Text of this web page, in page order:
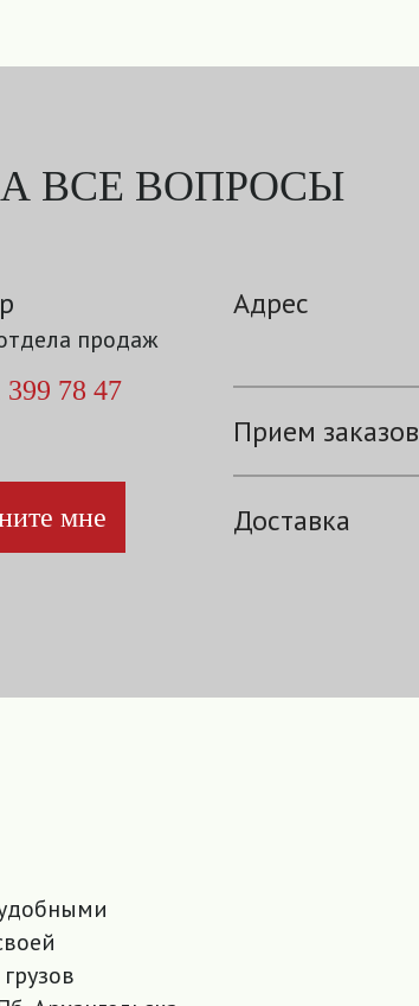
ВСЕ ВОПРОСЫ
продаж
399 78 47
мне
Адрес
Прием заказов
Доставка